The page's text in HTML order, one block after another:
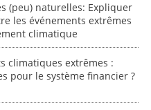
(peu) naturelles: Expliquer
les événements extrêmes
climatique
climatiques extrêmes :
pour le système financier ?